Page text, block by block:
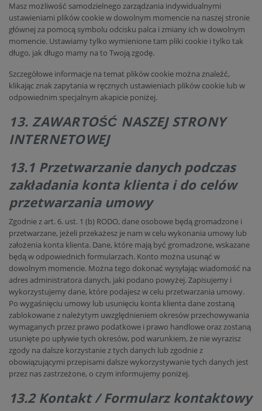
Masz możliwość samodzielnego zarządzania indywidualnymi
ustawieniami plików cookie w dowolnym momencie na naszej stronie
głównej za pomocą symbolu odcisku palca i zmiany ich w dowolnym
momencie. Ustawiamy tylko wymienione tam pliki cookie i tylko tak
długo, jak długo mamy na to Twoją zgodę.
Szczegółowe informacje na temat plików cookie można znaleźć,
klikając znak zapytania w ręcznych ustawieniach plików cookie lub w
odpowiednim specjalnym akapicie poniżej.
13. ZAWARTOŚĆ NASZEJ STRONY
INTERNETOWEJ
13.1 Przetwarzanie danych podczas
zakładania konta klienta i do celów
przetwarzania umowy
Zgodnie z art. 6. ust. 1 (b) RODO, dane osobowe będą gromadzone i
przetwarzane, jeżeli przekażesz je nam w celu wykonania umowy lub
założenia konta klienta. Dane, które mają być gromadzone, wskazane
będą w odpowiednich formularzach. Konto można usunąć w
dowolnym momencie. Można tego dokonać wysyłając wiadomość na
adres administratora danych, jaki podano powyżej. Zapisujemy i
wykorzystujemy dane, które podajesz w celu przetwarzania umowy.
Po wygaśnięciu umowy lub usunięciu konta klienta dane zostaną
zablokowane z należytym uwzględnieniem okresów przechowywania
wymaganych przez prawo podatkowe i prawo handlowe oraz zostaną
usunięte po upływie tych okresów, pod warunkiem, że nie wyrazisz
zgody na dalsze korzystanie z tych danych lub zgodnie z
obowiązującymi przepisami dalsze wykorzystywanie tych danych jest
przez nas zastrzeżone, o czym informujemy poniżej.
13.2 Kontakt / Formularz kontaktowy